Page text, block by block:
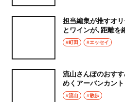
担当編集が推すオ
とワインが、距離を
飯diary】
#町田 #エッセイ
流山さんぽのおす
めくアーバンカン
#流山 #散歩